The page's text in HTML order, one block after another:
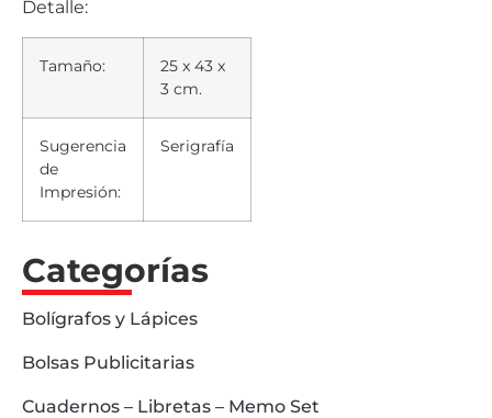
Detalle:
Tamaño:
25 x 43 x
3 cm.
Sugerencia
de
Impresión:
Serigrafía
Categorías
Bolígrafos y Lápices
Bolsas Publicitarias
Cuadernos – Libretas – Memo Set